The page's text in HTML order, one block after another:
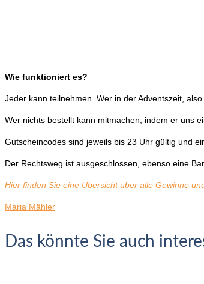
Wie funktioniert es?
Jeder kann teilnehmen. Wer in der Adventszeit,
Wer nichts bestellt kann mitmachen, indem er uns
Gutscheincodes sind jeweils bis 23 Uhr gültig und
Der Rechtsweg ist ausgeschlossen, ebenso eine
Hier finden Sie eine Übersicht über alle Gewinne
Maria Mähler
Das könnte Sie auch